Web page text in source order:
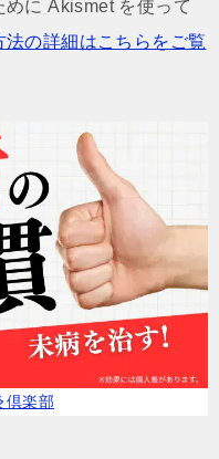
に Akismet を使って
の詳細はこちらをご覧
倶楽部